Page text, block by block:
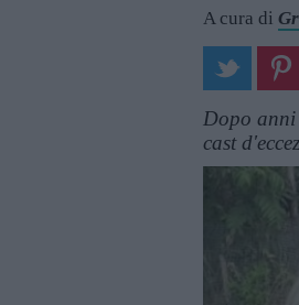
A cura di
Dopo
cast